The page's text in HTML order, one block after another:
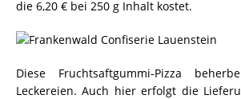
die 6,20 € bei 250 g Inhalt kostet.
Diese Fruchtsaftgummi-Pizza
Leckereien. Auch hier erfolgt die